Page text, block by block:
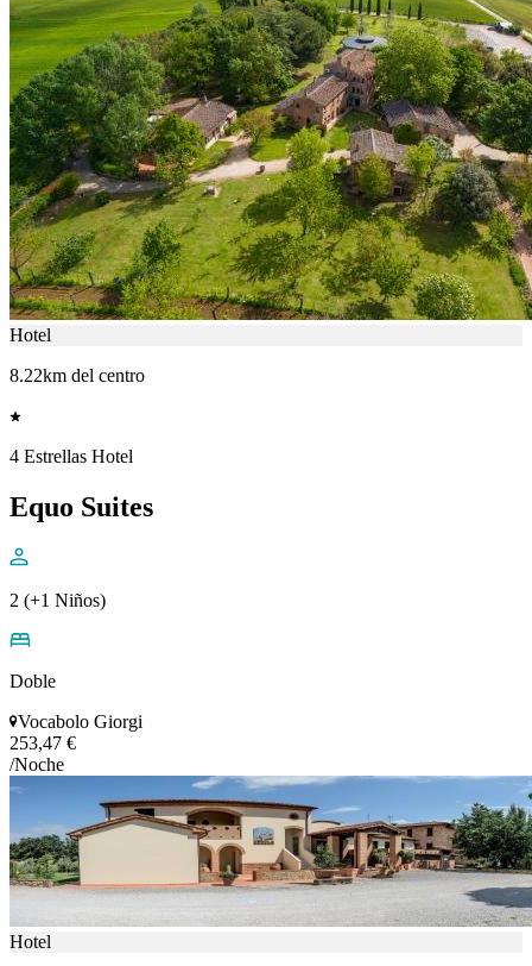
Hotel
8.22km del centro
4 Estrellas Hotel
Equo Suites
2 (+1 Niños)
Doble
Vocabolo Giorgi
253,47 €
/Noche
Hotel